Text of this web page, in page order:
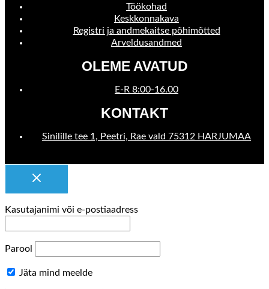
Töökohad
Keskkonnakava
Registri ja andmekaitse põhimõtted
Arveldusandmed
OLEME AVATUD
E-R 8:00-16.00
KONTAKT
Sinilille tee 1, Peetri, Rae vald 75312 HARJUMAA
Kasutajanimi või e-postiaadress
Parool
Jäta mind meelde